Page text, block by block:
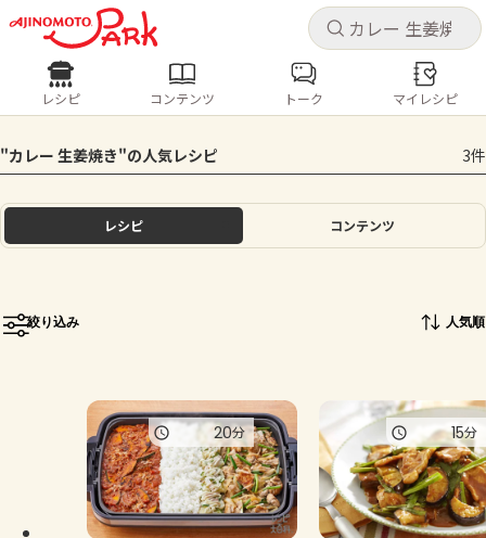
キャ
ログインするとレシピを保存できます
ログイン
ホーム
トーク
よくあるお問い合わせ
キャ
レシピ コンテンツ
人気の食材・レシピ
きゅうり なす トマト とうもろこし
ピーマン
レシピ コンテンツ トーク マイレシピ
"カレー 生姜焼き"の人気レシピ 3件
レシピ コンテンツ
絞り込み 人気順
20分 15分